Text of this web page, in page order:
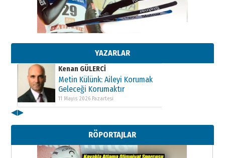
YAZARLAR
Kenan GÜLERCİ
Metin Külünk: Aileyi Korumak
11 Mayıs 2026 Pazartesi
Kenan GÜLERCİ
Metin Külünk: Aileyi Korumak
Geleceği Korumaktır
11 Mayıs 2026 Pazartesi
Metin Külünk: Aileyi Korumak
Geleceği Korumaktır
11 Mayıs 2026 Pazartesi
◀▶
RÖPORTAJLAR